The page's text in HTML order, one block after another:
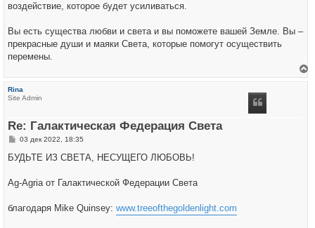
воздействие, которое будет усиливаться.
Вы есть существа любви и света и вы поможете вашей Земле. Вы –
прекрасные души и маяки Света, которые помогут осуществить
перемены.
Rina
Site Admin
Re: Галактическая Федерация Света
С
о
б
е
н
е
03 дек 2022, 18:35
БУДЬТЕ ИЗ СВЕТА, НЕСУЩЕГО ЛЮБОВЬ!
Ag-Agria от Галактической Федерации Света
благодаря Mike Quinsey: www.treeofthegoldenlight.com